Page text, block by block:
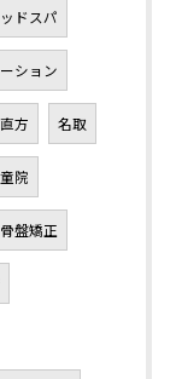
ドスパ
ション
直方 名取
院
骨盤矯正